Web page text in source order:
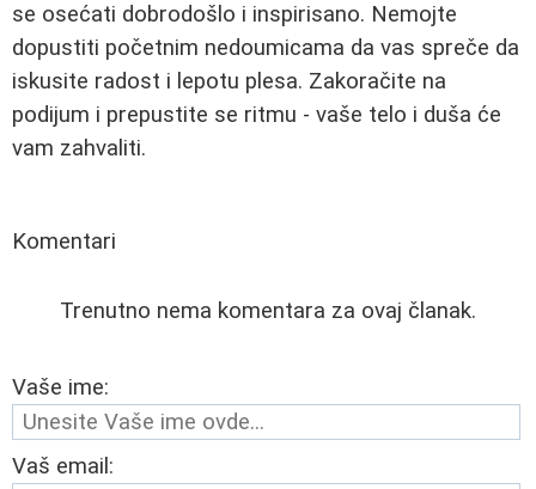
se osećati dobrodošlo i inspirisano. Nemojte
dopustiti početnim nedoumicama da vas spreče da
iskusite radost i lepotu plesa. Zakoračite na
podijum i prepustite se ritmu - vaše telo i duša će
vam zahvaliti.
Komentari
Trenutno nema komentara za ovaj članak.
Vaše ime:
Vaš email: